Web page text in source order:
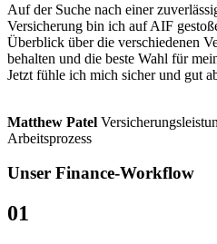
Auf der Suche nach einer
Versicherung bin ich auf AIF
Überblick über die verschiedenen
behalten und die beste Wahl für
Jetzt fühle ich mich sicher und gut
Matthew Patel
Arbeitsprozess
Unser Finance-Workflow
01